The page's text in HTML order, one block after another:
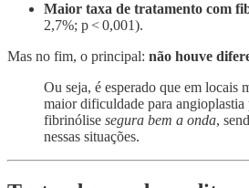
Maior taxa de tratamento com
2,7%; p < 0,001).
Mas no fim, o principal: não houve
Ou seja, é esperado que em locais
maior dificuldade para angioplastia
fibrinólise segura bem a onda,
nessas situações.